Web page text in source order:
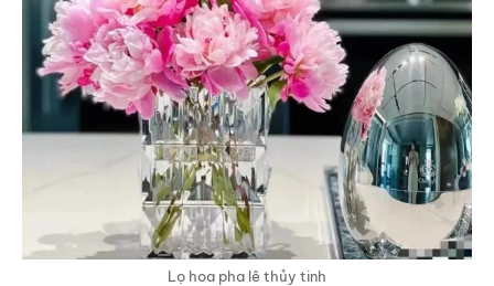
Lọ hoa pha lê thủy tinh